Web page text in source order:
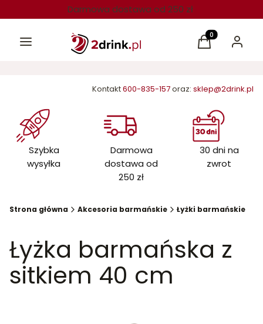
Darmowa dostawa od 250 zł
Menu Produkty w
Koszyk Zaloguj
Kontakt600-835-157oraz: sklep@2drink.pl
Szybka
wysyłka
Darmowa
dostawa od
250 zł
30 dni na
zwrot
Strona główna Akcesoria barmańskie Łyżki barmańskie
Łyżka barmańska z
sitkiem 40 cm